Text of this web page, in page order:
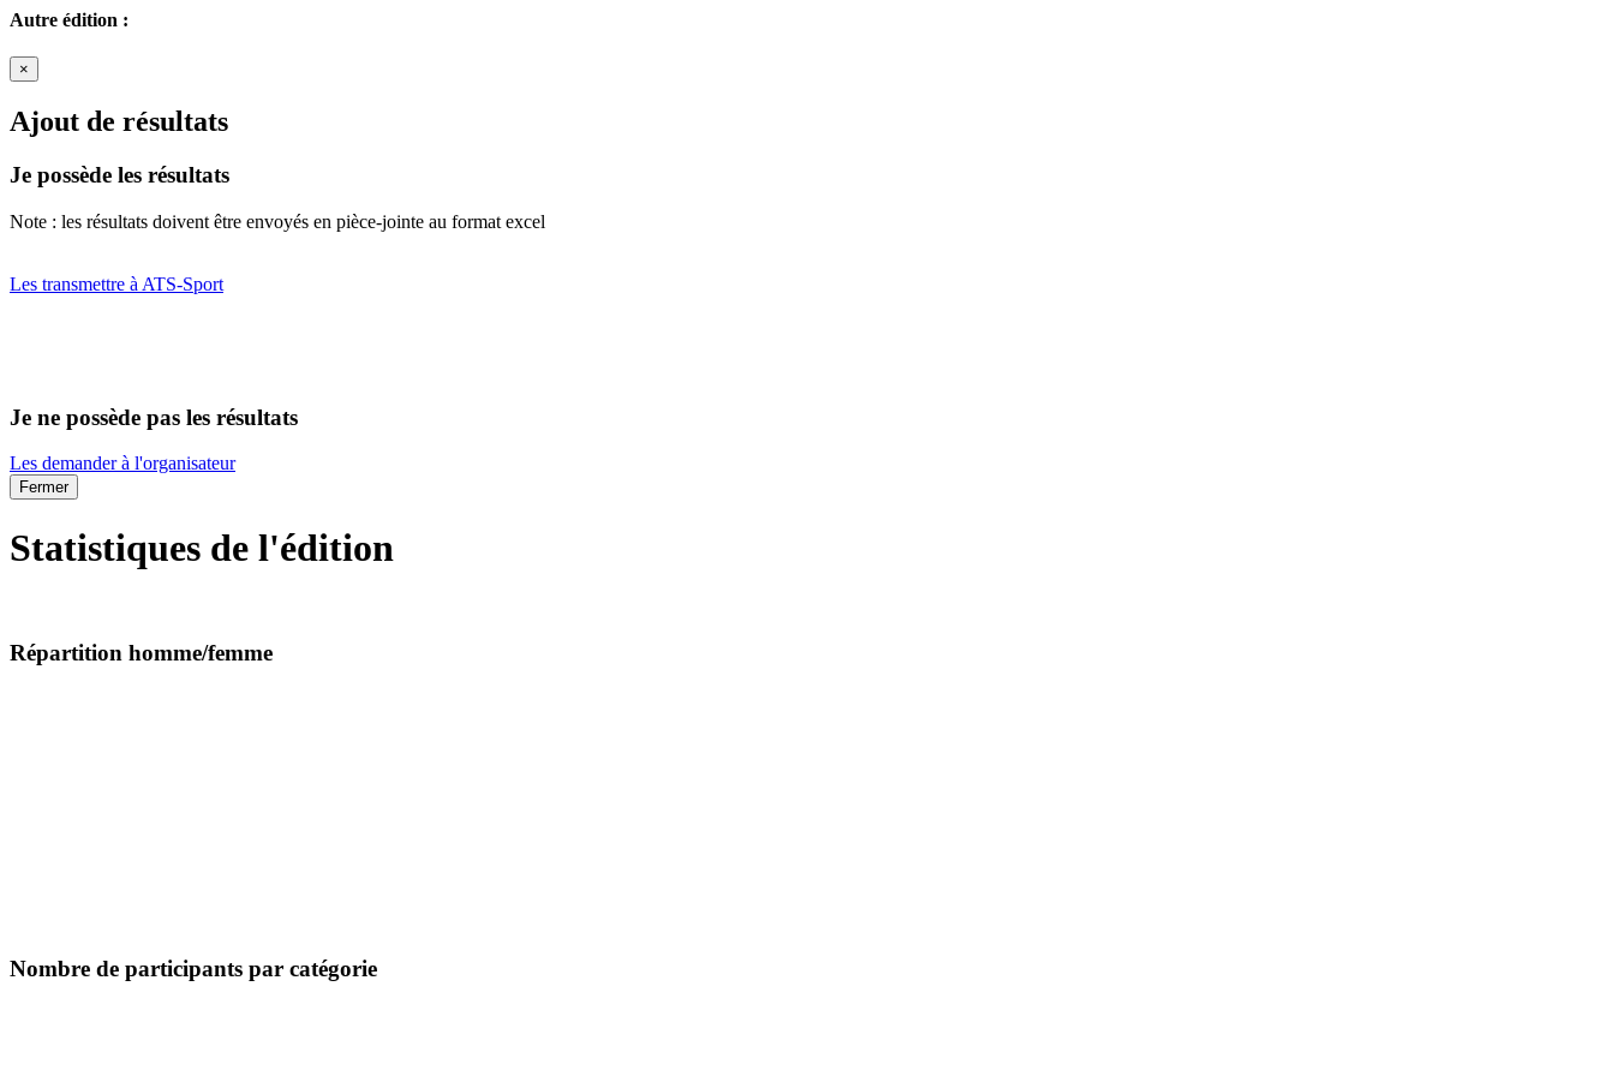
Autre édition :
×
Ajout de résultats
Je possède les résultats
Note : les résultats doivent être envoyés en pièce-jointe au format excel
Les transmettre à ATS-Sport
Je ne possède pas les résultats
Les demander à l'organisateur
Fermer
Statistiques de l'édition
Répartition homme/femme
Nombre de participants par catégorie